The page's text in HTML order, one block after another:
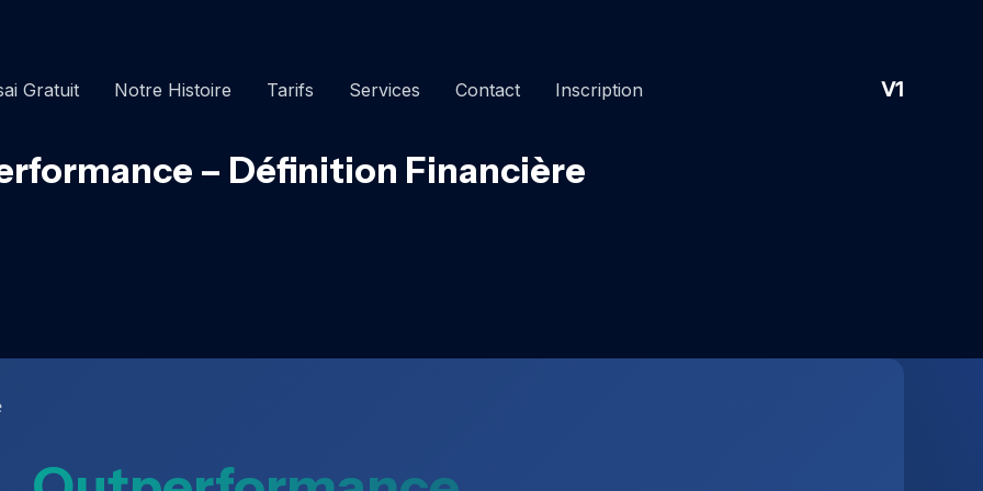
Gratuit Notre Histoire Tarifs Services Contact Inscription V1
– Définition Financière